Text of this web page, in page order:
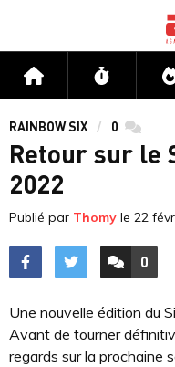
Accueil Flux
RAINBOW SIX 0
Retour sur le
2022
Publié par Thomy le 22
0
Une nouvelle édition du
Avant de tourner
regards sur la prochaine